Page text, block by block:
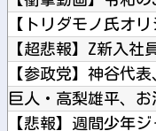
巨人・高梨雄平、